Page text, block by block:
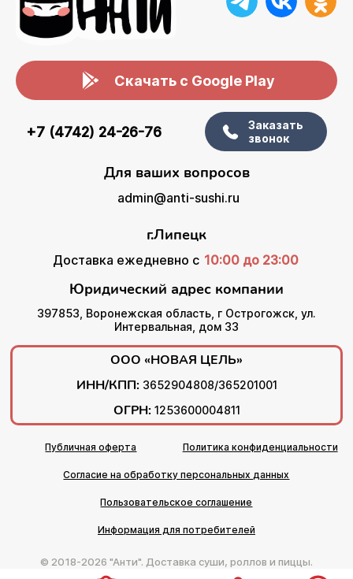
Скачать с Google Play
+7 (4742) 24-26-76
Заказать
звонок
Для ваших вопросов
admin@anti-sushi.ru
г.Липецк
Доставка ежедневно с 10:00 до 23:00
Юридический адрес компании
397853, Воронежская область, г Острогожск, ул.
Интервальная, дом 33
ООО «НОВАЯ ЦЕЛЬ»
ИНН/КПП: 3652904808/365201001
ОГРН: 1253600004811
Публичная оферта Политика конфиденциальности
Согласие на обработку персональных данных
Пользовательское соглашение
Информация для потребителей
© 2018-2026 "Анти". Доставка суши, роллов и пиццы.